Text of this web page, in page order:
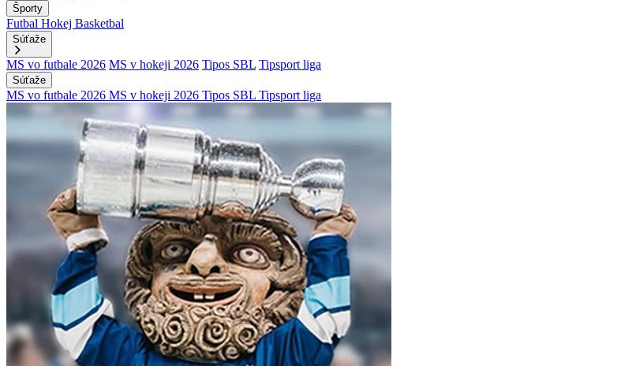
Športy
Futbal Hokej Basketbal
Súťaže
MS vo futbale 2026 MS v hokeji 2026 Tipos SBL Tipsport liga
Súťaže
MS vo futbale 2026 MS v hokeji 2026 Tipos SBL Tipsport liga